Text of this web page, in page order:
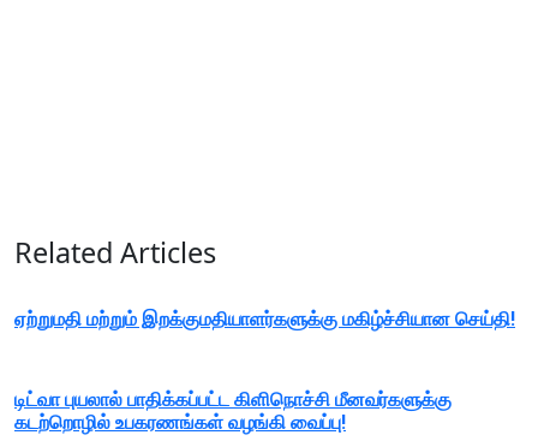
Related Articles
ஏற்றுமதி மற்றும் இறக்குமதியாளர்களுக்கு மகிழ்ச்சியான செய்தி!
டிட்வா புயலால் பாதிக்கப்பட்ட கிளிநொச்சி மீனவர்களுக்கு
கடற்றொழில் உபகரணங்கள் வழங்கி வைப்பு!